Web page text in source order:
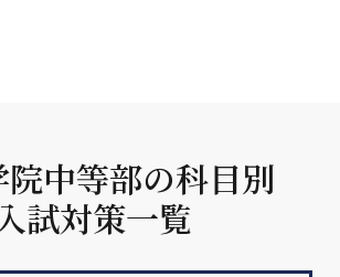
中等部の科目別
試対策一覧